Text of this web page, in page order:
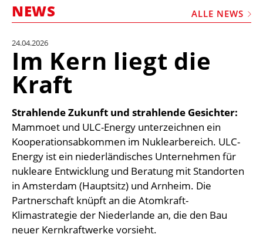
VIDEOS
BIBLIOTHEK
MEDIADATEN
WÄHRUNGSRECHNER
EINHEITENKONVERTER
KONTAKT
NEWS ALLE NEWS
24.04.2026
Im Kern liegt die
Kraft
Strahlende Zukunft und strahlende Gesichter:
Mammoet und ULC-Energy unterzeichnen ein
Kooperationsabkommen im Nuklearbereich. ULC-
Energy ist ein niederländisches Unternehmen für
nukleare Entwicklung und Beratung mit Standorten
in Amsterdam (Hauptsitz) und Arnheim. Die
Partnerschaft knüpft an die Atomkraft-
Klimastrategie der Niederlande an, die den Bau
neuer Kernkraftwerke vorsieht.